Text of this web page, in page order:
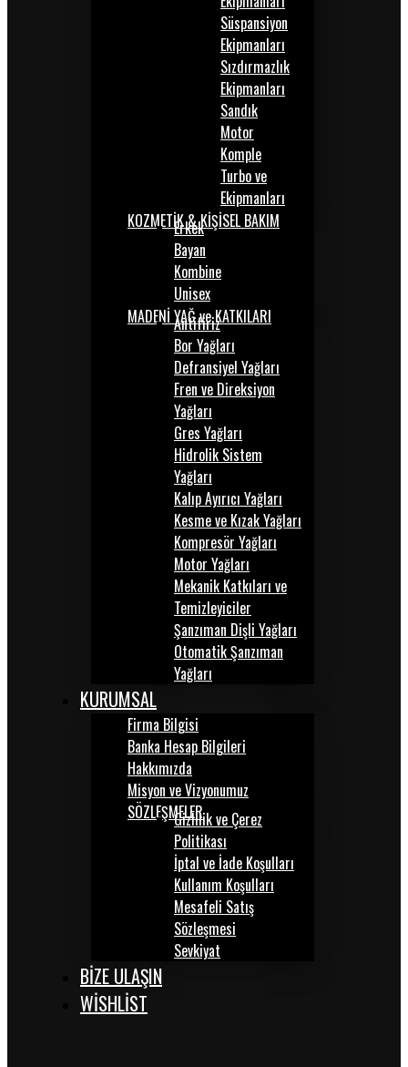
Süspansiyon
Ekipmanları
Sızdırmazlık
Ekipmanları
Sandık
Motor
Komple
Turbo ve
Ekipmanları
KOZMETİK & KİŞİSEL BAKIM
Erkek
Bayan
Kombine
Unisex
MADENİ YAĞ ve KATKILARI
Antifiriz
Bor Yağları
Defransiyel Yağları
Fren ve Direksiyon
Yağları
Gres Yağları
Hidrolik Sistem
Yağları
Kalıp Ayırıcı Yağları
Kesme ve Kızak Yağları
Kompresör Yağları
Motor Yağları
Mekanik Katkıları ve
Temizleyiciler
Şanzıman Dişli Yağları
Otomatik Şanzıman
Yağları
KURUMSAL
Firma Bilgisi
Banka Hesap Bilgileri
Hakkımızda
Misyon ve Vizyonumuz
SÖZLEŞMELERGizlilik ve Çerez
Politikası
İptal ve İade Koşulları
Kullanım Koşulları
Mesafeli Satış
Sözleşmesi
Sevkiyat
BİZE ULAŞIN
WISHLIST